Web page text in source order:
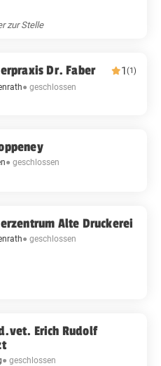
zur Stelle
Dr. Faber 1(1)
● geschlossen
● geschlossen
Alte Druckerei
● geschlossen
Erich Rudolf
● geschlossen